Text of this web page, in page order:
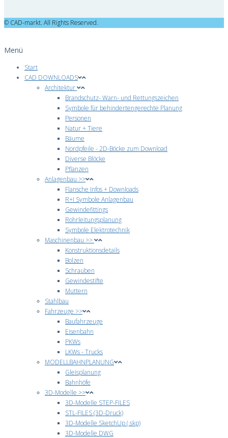
© CAD-markt. All Rights Reserved.
Menü
Start
CAD DOWNLOADS
Architektur
Brandschutz- Warn- und Rettungszeichen
Symbole für behindertengerechte Planung
Personen
Natur + Tiere
Bäume
Nordpfeile - 2D-Böcke zum Download
Diverse Blöcke
Pflanzen
Anlagenbau >>
Flansche Infos + Downloads
R+I Symbole Anlagenbau
Gewindefittings
Rohrleitungsplanung
Symbole Elektrotechnik
Maschinenbau >>
Konstruktionsdetails
Bolzen
Schrauben
Gewindestifte
Muttern
Stahlbau
Fahrzeuge >>
Baufahrzeuge
Eisenbahn
PKWs
LKWs - Trucks
MODELLBAHNPLANUNG
Gleisplanung
Bahnhöfe
3D-Modelle >>
3D-Modelle STEP-FILES
STL-FILES (3D-Druck)
3D-Modelle SketchUp (.skp)
3D-Modelle DWG